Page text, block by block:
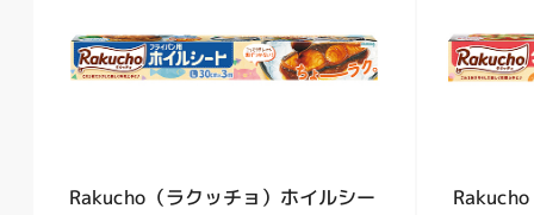
Rakucho（ラクッチョ）ホイルシー